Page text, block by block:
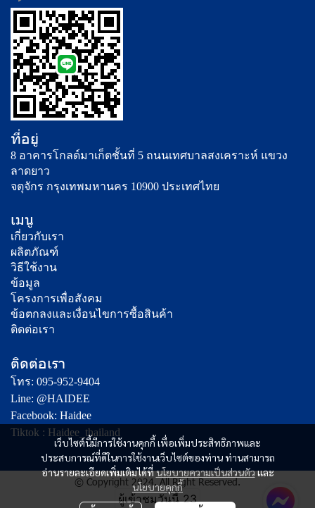
เว็บไซต์นี้มีการใช้งานคุกกี้ เพื่อเพิ่มประสิทธิภาพและ
ประสบการณ์ที่ดีในการใช้งานเว็บไซต์ของท่าน ท่านสามารถ
อ่านรายละเอียดเพิ่มเติมได้ที่นโยบายความเป็นส่วนตัวและ
นโยบายคุกกี้
ที่อยู่
8 อาคารโกลด์มาเก็ตชั้นที่ 5 ถนนเทศบาลสงเคราะห์ แขวง
ลาดยาว
จตุจักร กรุงเทพมหานคร 10900 ประเทศไทย
เมนู
เกี่ยวกับเรา
ผลิตภัณฑ์
วิธีใช้งาน
ข้อมูล
โครงการเพื่อสังคม
ข้อตกลงและเงื่อนไขการซื้อสินค้า
ติดต่อเรา
ติดต่อเรา
โทร: 095-952-9404
Line: @HAIDEE
Facebook: Haidee
Tiktok : Haidee_thailand
© Copyright 2024. All Right Reserved.
ผู้เข้าชมวันนี้23